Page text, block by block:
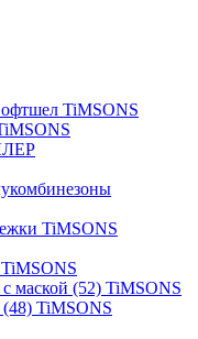
TiMSONS
TiMSONS
(52) TiMSONS
TiMSONS